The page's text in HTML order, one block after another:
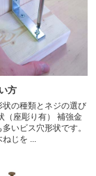
方
状の種類とネジの選び
彫り有） 補強金
いビス穴形状です。
ねじを ...